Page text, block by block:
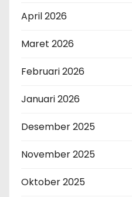
April 2026
Maret 2026
Februari 2026
Januari 2026
Desember 2025
November 2025
Oktober 2025